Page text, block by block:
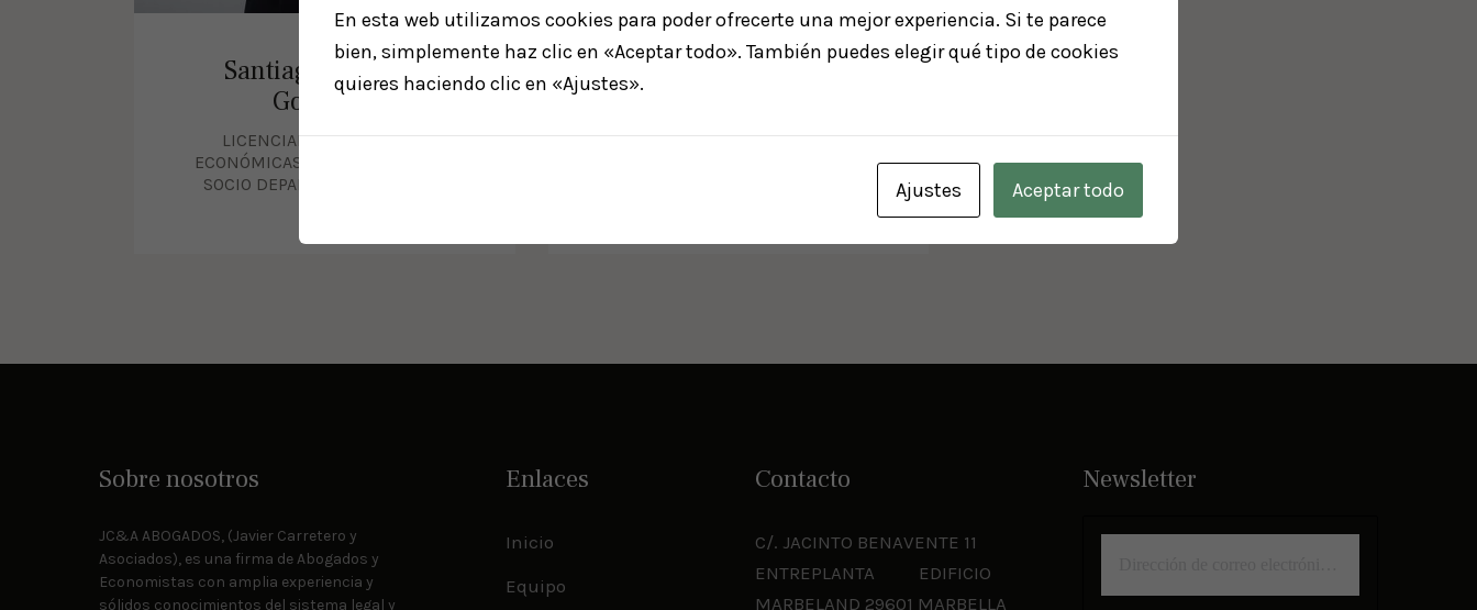
Santiago Lapausa
González
LICENCIADO EN CIENCIAS
ECONÓMICAS Y EMPRESARIALES.
SOCIO DEPARTAMENTO FISCAL.
Francisco Javier Carretero
ABOGADO. SOCIO FUNDADOR. SOCIO
Sobre nosotros
JC&A ABOGADOS, (Javier Carretero y
Asociados), es una firma de Abogados y
Economistas con amplia experiencia y
sólidos conocimientos del sistema legal y
Enlaces
Inicio
Equipo
Contacto
C/. JACINTO BENAVENTE 11
ENTREPLANTA EDIFICIO
MARBELAND 29601 MARBELLA
Newsletter
En esta web utilizamos cookies para poder ofrecerte una mejor experiencia. Si te parece
bien, simplemente haz clic en «Aceptar todo». También puedes elegir qué tipo de cookies
quieres haciendo clic en «Ajustes».
Ajustes Aceptar todo